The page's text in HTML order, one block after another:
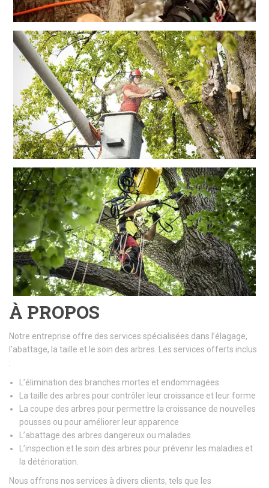
À PROPOS
Notre entreprise offre des services spécialisées dans l’élagage,
l’abattage, la taille et le soin des arbres. Les services offerts inclus
:
L’élimination des branches mortes et endommagées
La taille des arbres pour contrôler leur croissance et leur forme
La coupe des arbres pour permettre la croissance de nouvelles
pousses ou pour améliorer leur apparence
L’abattage des arbres dangereux ou malades
L’inspection et le soin des arbres pour prévenir les maladies et
la détérioration.
Nous offrons nos services à divers clients, tels que les